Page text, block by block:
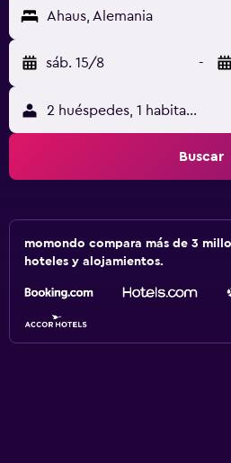
Ahaus, Alemania
sáb. 15/8 -
2 huéspedes, 1 habitación
Buscar
momondo compara más de 3
hoteles y alojamientos.